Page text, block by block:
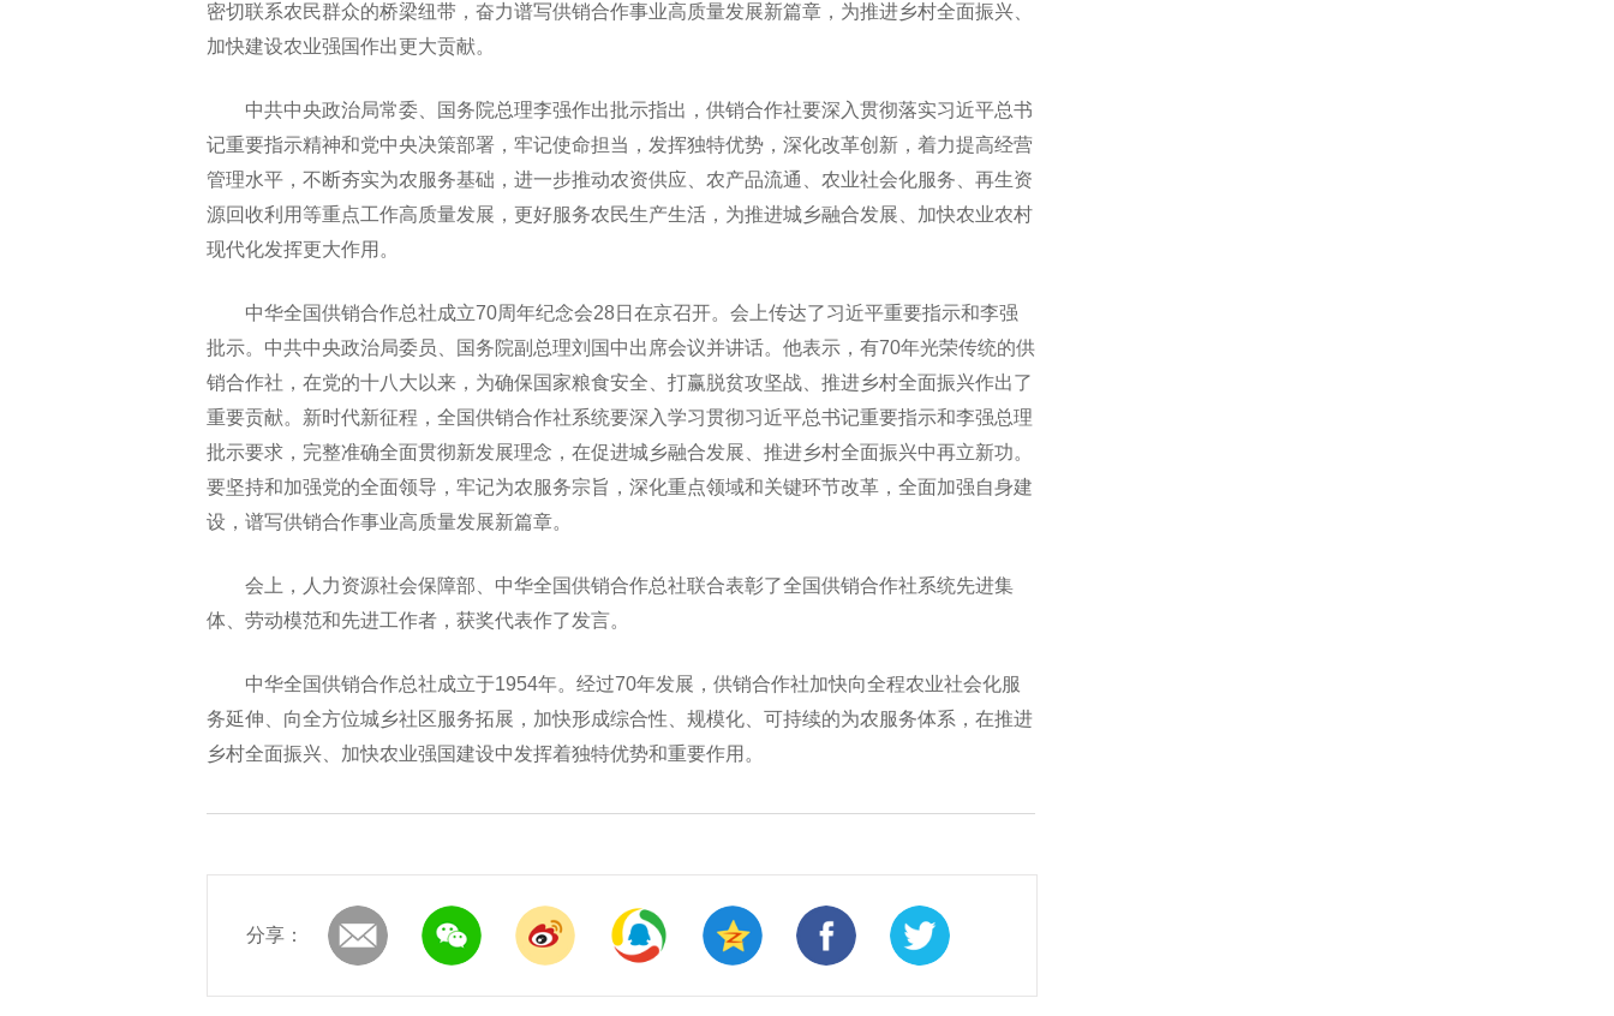
密切联系农民群众的桥梁纽带，奋力谱写供销合作事业高质量发展新篇章，为推进乡村全面振兴、
加快建设农业强国作出更大贡献。
中共中央政治局常委、国务院总理李强作出批示指出，供销合作社要深入贯彻落实习近平总书
记重要指示精神和党中央决策部署，牢记使命担当，发挥独特优势，深化改革创新，着力提高经营
管理水平，不断夯实为农服务基础，进一步推动农资供应、农产品流通、农业社会化服务、再生资
源回收利用等重点工作高质量发展，更好服务农民生产生活，为推进城乡融合发展、加快农业农村
现代化发挥更大作用。
中华全国供销合作总社成立70周年纪念会28日在京召开。会上传达了习近平重要指示和李强
批示。中共中央政治局委员、国务院副总理刘国中出席会议并讲话。他表示，有70年光荣传统的供
销合作社，在党的十八大以来，为确保国家粮食安全、打赢脱贫攻坚战、推进乡村全面振兴作出了
重要贡献。新时代新征程，全国供销合作社系统要深入学习贯彻习近平总书记重要指示和李强总理
批示要求，完整准确全面贯彻新发展理念，在促进城乡融合发展、推进乡村全面振兴中再立新功。
要坚持和加强党的全面领导，牢记为农服务宗旨，深化重点领域和关键环节改革，全面加强自身建
设，谱写供销合作事业高质量发展新篇章。
会上，人力资源社会保障部、中华全国供销合作总社联合表彰了全国供销合作社系统先进集
体、劳动模范和先进工作者，获奖代表作了发言。
中华全国供销合作总社成立于1954年。经过70年发展，供销合作社加快向全程农业社会化服
务延伸、向全方位城乡社区服务拓展，加快形成综合性、规模化、可持续的为农服务体系，在推进
乡村全面振兴、加快农业强国建设中发挥着独特优势和重要作用。
分享：